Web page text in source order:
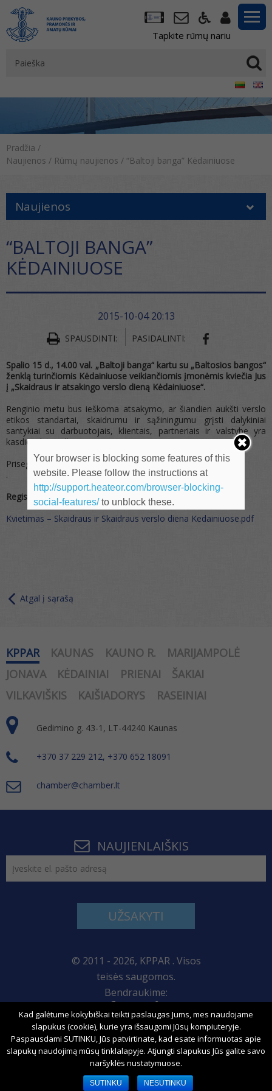
Tapkite rūmų nariu
Pradžia /
Naujienos / Rūmų naujienos / “Baltoji banga” Kėdainiuose
Naujienos
“BALTOJI BANGA”
KĖDAINIUOSE
2015-10-04 20:13
SPAUSDINTI: PASIDALINTI:
Spalio 15 d., 14.00 val. „Baltoji banga“ kartu su „Baltosios bangos“
ženklą turinčiomis Kėdainiuose veikiančiomis įmonėmis kviečia Jus
į „Skaidraus ir atsakingo verslo dieną Kėdainiuose“.
Renginio metu bus ieškoma atsakymo, ar šiandien aukšti verslo
etikos standartai, skaidrumu ir sąžiningumu grįsti dalykiniai
santykiai su darbuotojais, klientais, partneriais ir valstybe yra
kasdienybė ar išimtis.
Prisegama išsamirenginio programa
.
Registruotis čia
Kvietimas – Skaidraus ir Skaidraus verslo diena Kedainiuose.pdf
Atgal į sąrašą
KPPAR KAUNAS KAUNO R.
MARIJAMPOLĖ
JONAVA
KĖDAINIAI PRIENAI
ŠAKIAI
VILKAVIŠKIS
KAIŠIADORYS RASEINIAI
Gedimino g. 43-1, LT-44240 Kaunas
+370 37 229 212, +370 652 18091
chamber@chamber.lt
NAUJIENLAIŠKIS
UŽSAKYTI
© 2011 - 2026, KPPAR . Visos
teisės saugomos.
Bendraukime:
Svetainės žemėlapis
Kad galėtume kokybiškai teikti paslaugas Jums, mes naudojame
slapukus (cookie), kurie yra išsaugomi Jūsų kompiuteryje.
Paspausdami SUTINKU, Jūs patvirtinate, kad esate informuotas apie
slapukų naudojimą mūsų tinklalapyje. Atjungti slapukus Jūs galite savo
naršyklės nustatymuose.
SUTINKU NESUTINKU
Your browser is blocking some features of this
website. Please follow the instructions at
http://support.heateor.com/browser-blocking-
social-features/to unblock these.